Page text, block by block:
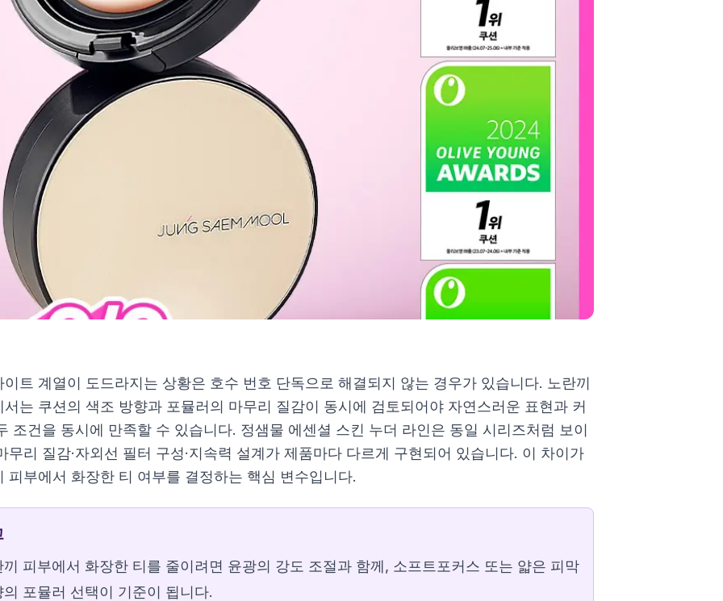
, 본품+리필)
컬러, 본품+리필)
호컬러, 단품)
본품+리필)
+리필)
이트 계열이 도드라지는 상황은 호수 번호 단독으로 해결되지 않는 경우가 있습니다. 노란끼
서는 쿠션의 색조 방향과 포뮬러의 마무리 질감이 동시에 검토되어야 자연스러운 표현과 커
조건을 동시에 만족할 수 있습니다. 정샘물 에센셜 스킨 누더 라인은 동일 시리즈처럼 보이
무리 질감·자외선 필터 구성·지속력 설계가 제품마다 다르게 구현되어 있습니다. 이 차이가
피부에서 화장한 티 여부를 결정하는 핵심 변수입니다.
끼 피부에서 화장한 티를 줄이려면 윤광의 강도 조절과 함께, 소프트포커스 또는 얇은 피막
의 포뮬러 선택이 기준이 됩니다.